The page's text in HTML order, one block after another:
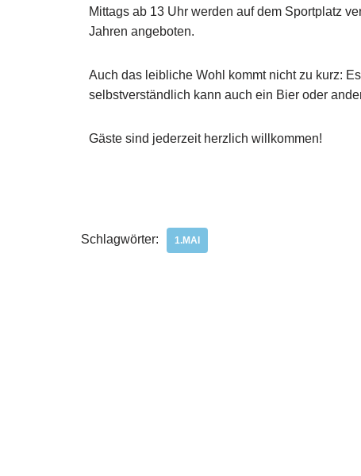
Mittags ab 13 Uhr werden auf dem Sportplatz
Jahren angeboten.
Auch das leibliche Wohl kommt nicht zu kurz:
selbstverständlich kann auch ein Bier oder
Gäste sind jederzeit herzlich willkommen!
Schlagwörter: 1.MAI